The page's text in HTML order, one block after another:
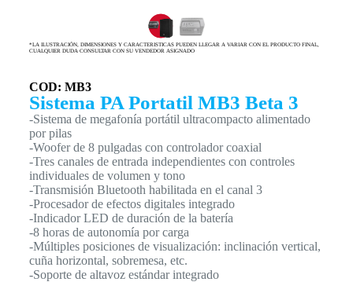
*LA ILUSTRACIÓN, DIMENSIONES Y CARACTERISTICAS PUEDEN LLEGAR A VARIAR CON EL PRODUCTO FINAL,
CUALQUIER DUDA CONSULTAR CON SU VENDEDOR ASIGNADO
COD: MB3
Sistema PA Portatil MB3 Beta 3
-Sistema de megafonía portátil ultracompacto alimentado
por pilas
-Woofer de 8 pulgadas con controlador coaxial
-Tres canales de entrada independientes con controles
individuales de volumen y tono
-Transmisión Bluetooth habilitada en el canal 3
-Procesador de efectos digitales integrado
-Indicador LED de duración de la batería
-8 horas de autonomía por carga
-Múltiples posiciones de visualización: inclinación vertical,
cuña horizontal, sobremesa, etc.
-Soporte de altavoz estándar integrado